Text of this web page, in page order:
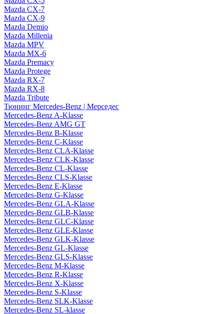
Mazda CX-7
Mazda CX-9
Mazda Demio
Mazda Millenia
Mazda MPV
Mazda MX-6
Mazda Premacy
Mazda Protege
Mazda RX-7
Mazda RX-8
Mazda Tribute
Тюнинг Mercedes-Benz | Мерседес
Mercedes-Benz A-Klasse
Mercedes-Benz AMG GT
Mercedes-Benz B-Klasse
Mercedes-Benz C-Klasse
Mercedes-Benz CLA-Klasse
Mercedes-Benz CLK-Klasse
Mercedes-Benz CL-Klasse
Mercedes-Benz CLS-Klasse
Mercedes-Benz E-Klasse
Mercedes-Benz G-Klasse
Mercedes-Benz GLA-Klasse
Mercedes-Benz GLB-Klasse
Mercedes-Benz GLC-Klasse
Mercedes-Benz GLE-Klasse
Mercedes-Benz GLK-Klasse
Mercedes-Benz GL-Klasse
Mercedes-Benz GLS-Klasse
Mercedes-Benz M-Klasse
Mercedes-Benz R-Klasse
Mercedes-Benz X-Klasse
Mercedes-Benz S-Klasse
Mercedes-Benz SLK-Klasse
Mercedes-Benz SL-klasse